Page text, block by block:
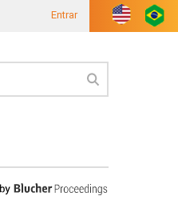
Entrar